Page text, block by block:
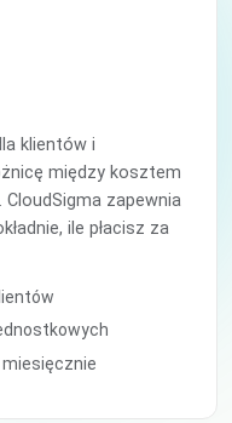
klientów i
między kosztem
zapewnia
ile płacisz za
miesięcznie